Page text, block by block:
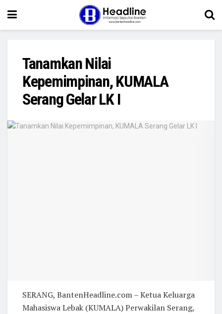
Tanamkan Nilai
Kepemimpinan, KUMALA
Serang Gelar LK I
SERANG, BantenHeadline.com – Ketua Keluarga
Mahasiswa Lebak (KUMALA) Perwakilan Serang,